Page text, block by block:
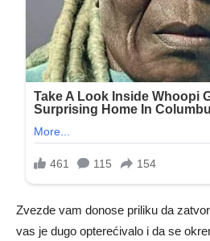
Zvezde vam donose priliku da
vas je dugo opterećivalo i da se